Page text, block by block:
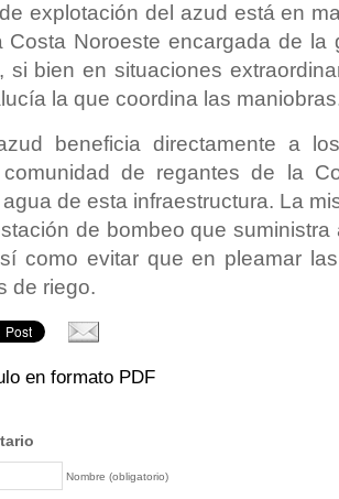
explotación del azud está en
Costa Noroeste encargada de la
si bien en situaciones
la que coordina las
beneficia directamente a
de regantes de la
de esta infraestructura. La
de bombeo que
como evitar que en pleamar
de riego.
en formato PDF
Nombre (obligatorio)